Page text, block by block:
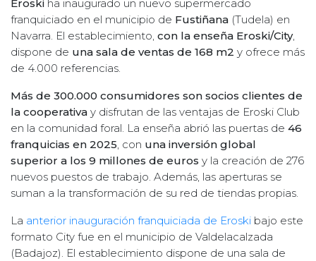
Eroski ha inaugurado un nuevo supermercado
franquiciado en el municipio de Fustiñana (Tudela) en
Navarra. El establecimiento, con la enseña Eroski/City,
dispone de una sala de ventas de 168 m2 y ofrece más
de 4.000 referencias.
Más de 300.000 consumidores son socios clientes de
la cooperativa y disfrutan de las ventajas de Eroski Club
en la comunidad foral. La enseña abrió las puertas de 46
franquicias en 2025, con una inversión global
superior a los 9 millones de euros y la creación de 276
nuevos puestos de trabajo. Además, las aperturas se
suman a la transformación de su red de tiendas propias.
La anterior inauguración franquiciada de Eroski bajo este
formato City fue en el municipio de Valdelacalzada
(Badajoz). El establecimiento dispone de una sala de